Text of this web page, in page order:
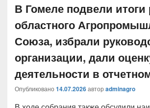
В Гомеле подвели итоги
областного
Союза, избрали
организации, дали
деятельности в
Опубликовано 14.07.2026автор adminagro